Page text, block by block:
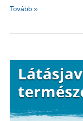
Milyen
Tovább »